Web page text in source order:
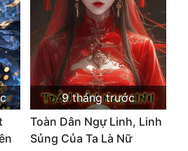
9 tháng trước
Toàn Dân Ngự Linh, Linh
Sủng Của Ta Là Nữ